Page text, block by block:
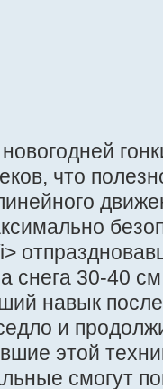
что
снега 30-40
навык
и
этой
смогут